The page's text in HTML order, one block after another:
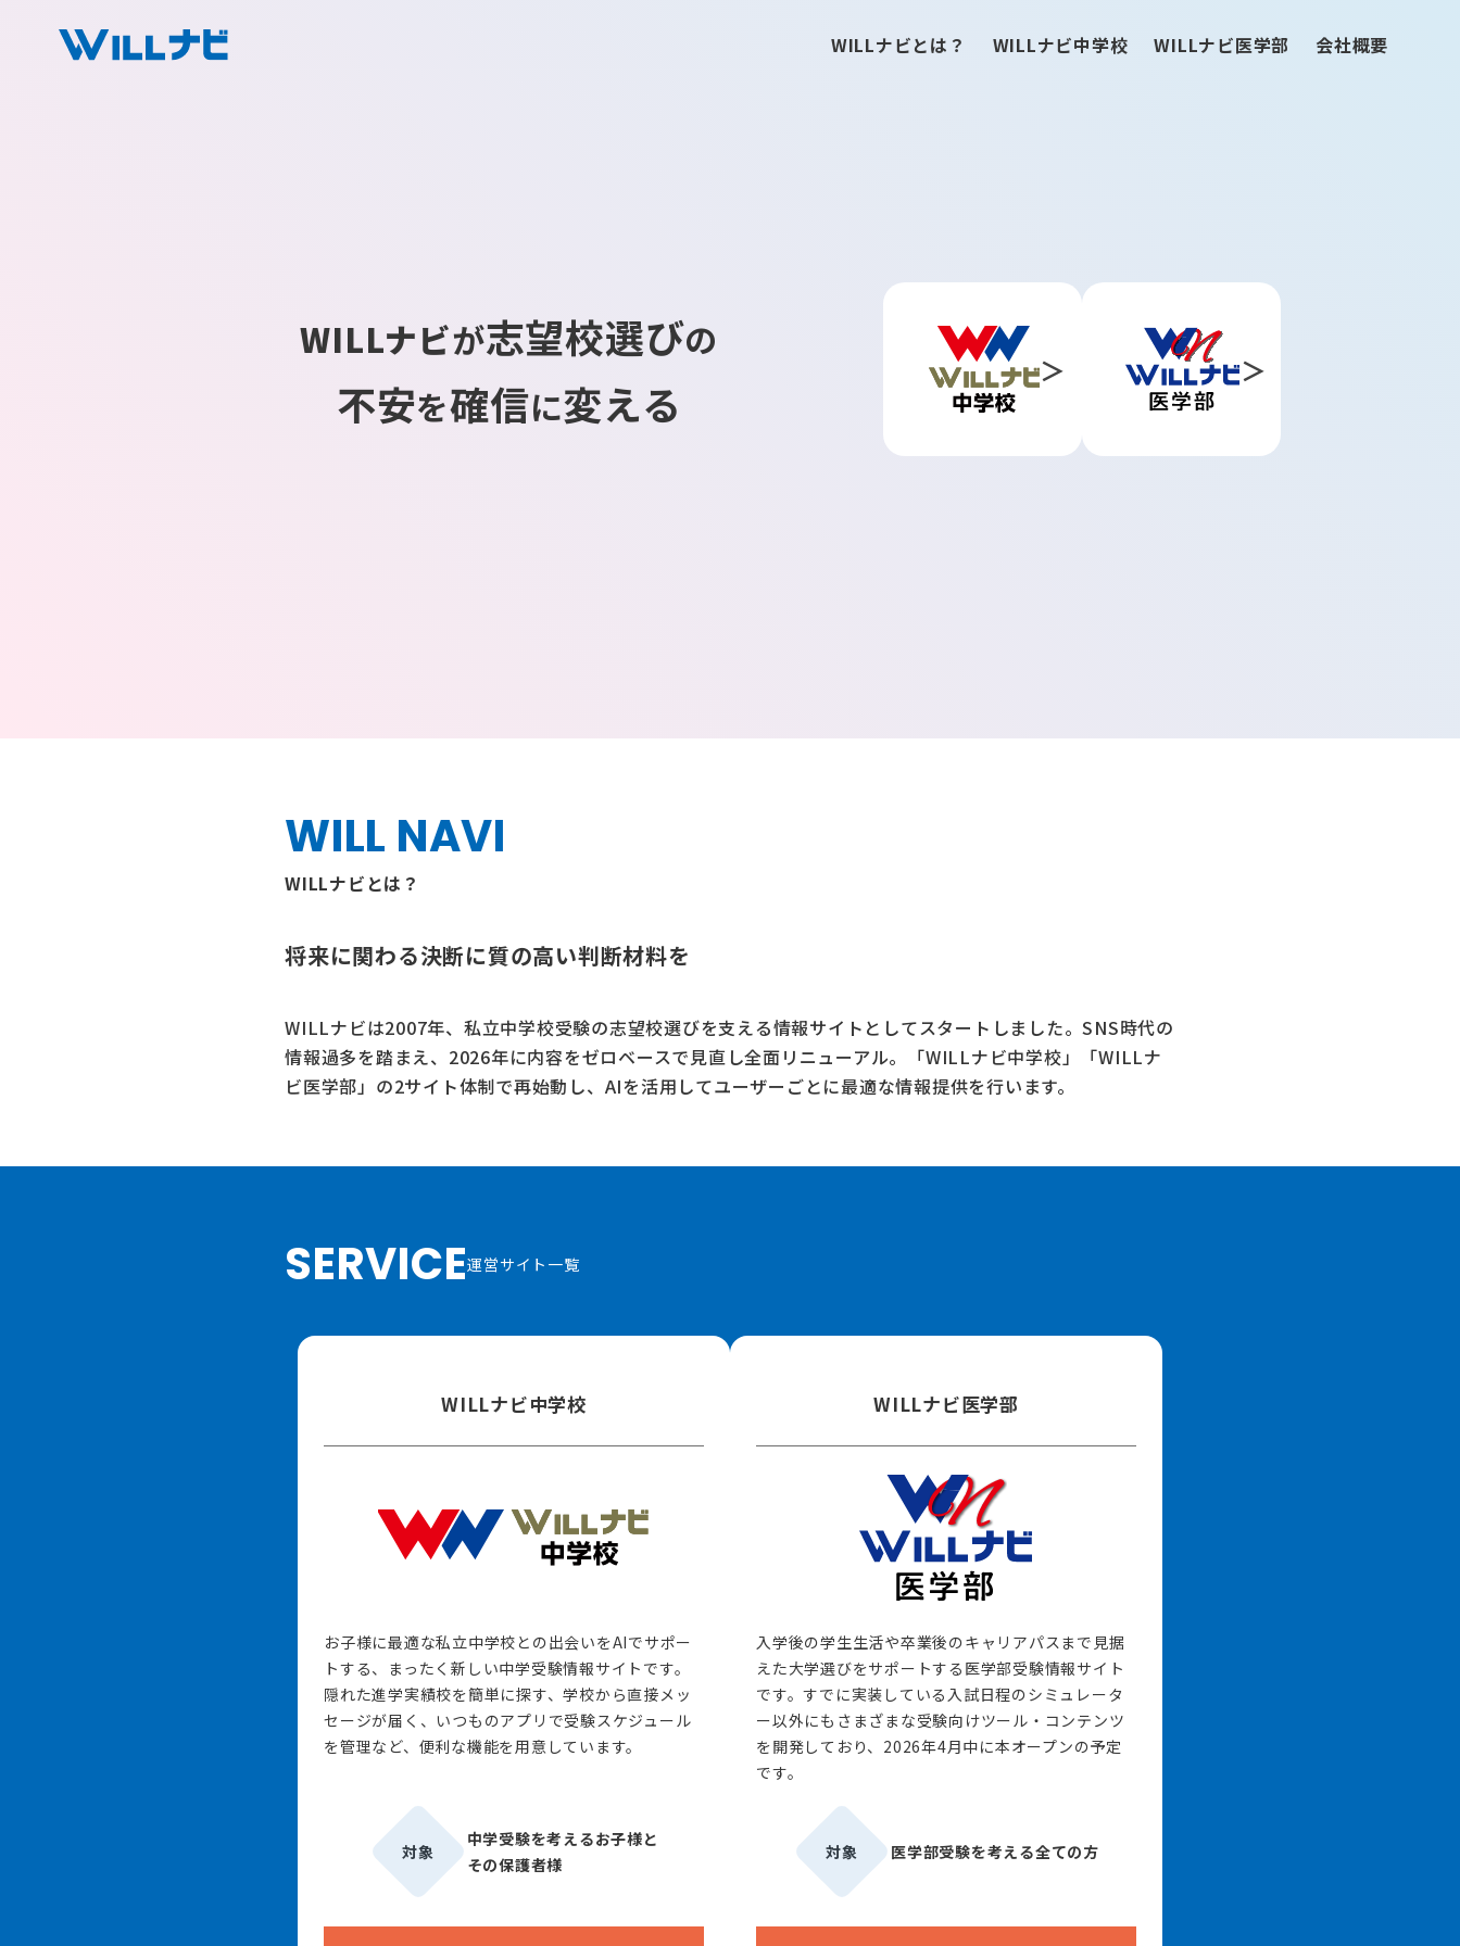
WILLナビとは？ WILLナビ中学校 WILLナビ医学部 会社概要
WILLナビが志望校選びの
不安を確信に変える
WILL NAVI
WILLナビとは？
将来に関わる決断に質の高い判断材料を
WILLナビは2007年、私立中学校受験の志望校選びを支える情報サイトとしてスタートしました。SNS時代の
情報過多を踏まえ、2026年に内容をゼロベースで見直し全面リニューアル。
「WILLナビ中学校」
「WILLナ
ビ医学部」 の2サイト体制で再始動し、AIを活用してユーザーごとに最適な情報提供を行います。
SERVICE運営サイト一覧
WILLナビ中学校
お子様に最適な私立中学校との出会いをAIでサポー
トする、まったく新しい中学受験情報サイトです。
隠れた進学実績校を簡単に探す、学校から直接メッ
セージが届く、いつものアプリで受験スケジュール
を管理など、便利な機能を用意しています。
対象
中学受験を考えるお子様と
その保護者様
WILLナビ医学部
入学後の学生生活や卒業後のキャリアパスまで見据
えた大学選びをサポートする医学部受験情報サイト
です。すでに実装している入試日程のシミュレータ
ー以外にもさまざまな受験向けツール・コンテンツ
を開発しており、2026年4月中に本オープンの予定
です。
対象 医学部受験を考える全ての方